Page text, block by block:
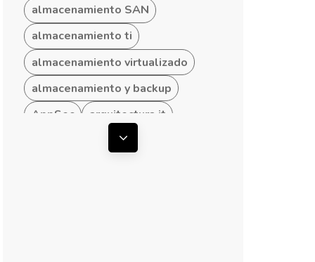
almacenamiento SAN
almacenamiento ti
almacenamiento virtualizado
almacenamiento y backup
AppSec
arquitectura it
Mostrar todas las etiquetas